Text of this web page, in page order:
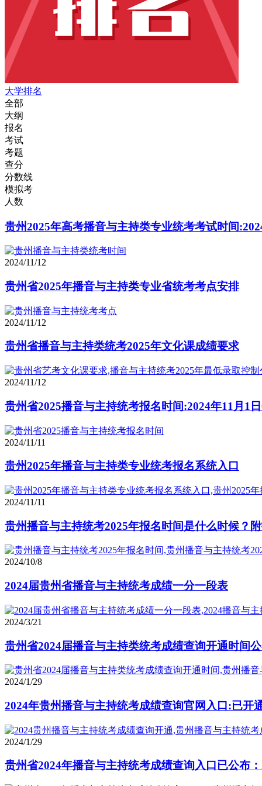
大学排名
全部
大纲
报名
考试
考题
查分
分数线
模拟考
人数
贵州2025年高考播音与主持类专业统考考试时间
2024/11/12
贵州省2025年播音与主持类专业省统考考点安排
2024/11/12
贵州省播音与主持类统考2025年文化课成绩要求
2024/11/12
贵州省2025播音与主持统考报名时间:2024年11月1
2024/11/11
贵州2025年播音与主持类专业统考报名系统入口
2024/11/11
贵州播音与主持统考2025年报名时间是什么时候？
2024/10/8
2024届贵州省播音与主持统考成绩一分一段表
2024/3/21
贵州省2024届播音与主持类统考成绩查询开通时间
2024/1/29
2024年贵州播音与主持统考成绩查询官网入口:已开
2024/1/29
贵州省2024年播音与主持统考成绩查询入口已公布